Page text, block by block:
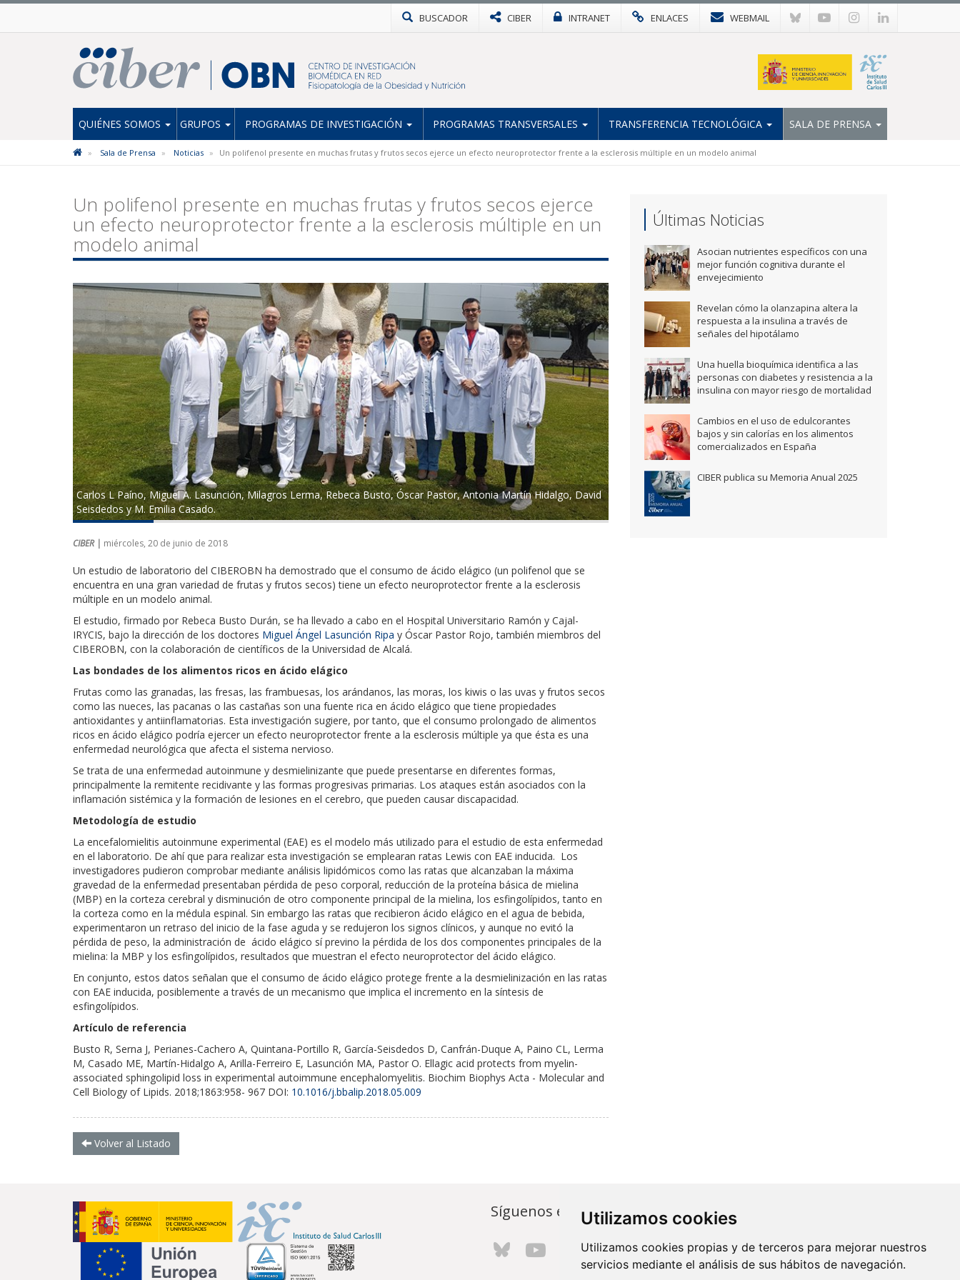
Utilizamos cookies
Utilizamos cookies propias y de terceros para mejorar nuestros
servicios mediante el análisis de sus hábitos de navegación.
BUSCADOR CIBER INTRANET ENLACES WEBMAIL
QUIÉNES SOMOS GRUPOS PROGRAMAS DE INVESTIGACIÓN PROGRAMAS TRANSVERSALES TRANSFERENCIA TECNOLÓGICA SALA DE PRENSA
Sala de Prensa Noticias Un polifenol presente en muchas frutas y frutos secos ejerce un efecto neuroprotector frente a la esclerosis múltiple en un modelo animal
Un polifenol presente en muchas frutas y frutos secos ejerce
un efecto neuroprotector frente a la esclerosis múltiple en un
modelo animal
Carlos L Paíno, Miguel A. Lasunción, Milagros Lerma, Rebeca Busto, Óscar Pastor, Antonia Martín Hidalgo, David
Seisdedos y M. Emilia Casado.
CIBER | miércoles, 20 de junio de 2018
Un estudio de laboratorio del CIBEROBN ha demostrado que el consumo de ácido elágico (un polifenol que se
encuentra en una gran variedad de frutas y frutos secos) tiene un efecto neuroprotector frente a la esclerosis
múltiple en un modelo animal.
El estudio, firmado por Rebeca Busto Durán, se ha llevado a cabo en el Hospital Universitario Ramón y Cajal-
IRYCIS, bajo la dirección de los doctores Miguel Ángel Lasunción Ripa y Óscar Pastor Rojo, también miembros del
CIBEROBN, con la colaboración de científicos de la Universidad de Alcalá.
Las bondades de los alimentos ricos en ácido elágico
Frutas como las granadas, las fresas, las frambuesas, los arándanos, las moras, los kiwis o las uvas y frutos secos
como las nueces, las pacanas o las castañas son una fuente rica en ácido elágico que tiene propiedades
antioxidantes y antiinflamatorias. Esta investigación sugiere, por tanto, que el consumo prolongado de alimentos
ricos en ácido elágico podría ejercer un efecto neuroprotector frente a la esclerosis múltiple ya que ésta es una
enfermedad neurológica que afecta el sistema nervioso.
Se trata de una enfermedad autoinmune y desmielinizante que puede presentarse en diferentes formas,
principalmente la remitente recidivante y las formas progresivas primarias. Los ataques están asociados con la
inflamación sistémica y la formación de lesiones en el cerebro, que pueden causar discapacidad.
Metodología de estudio
La encefalomielitis autoinmune experimental (EAE) es el modelo más utilizado para el estudio de esta enfermedad
en el laboratorio. De ahí que para realizar esta investigación se emplearan ratas Lewis con EAE inducida. Los
investigadores pudieron comprobar mediante análisis lipidómicos como las ratas que alcanzaban la máxima
gravedad de la enfermedad presentaban pérdida de peso corporal, reducción de la proteína básica de mielina
(MBP) en la corteza cerebral y disminución de otro componente principal de la mielina, los esfingolípidos, tanto en
la corteza como en la médula espinal. Sin embargo las ratas que recibieron ácido elágico en el agua de bebida,
experimentaron un retraso del inicio de la fase aguda y se redujeron los signos clínicos, y aunque no evitó la
pérdida de peso, la administración de ácido elágico sí previno la pérdida de los dos componentes principales de la
mielina: la MBP y los esfingolípidos, resultados que muestran el efecto neuroprotector del ácido elágico.
En conjunto, estos datos señalan que el consumo de ácido elágico protege frente a la desmielinización en las ratas
con EAE inducida, posiblemente a través de un mecanismo que implica el incremento en la síntesis de
esfingolípidos.
Artículo de referencia
Busto R, Serna J, Perianes-Cachero A, Quintana-Portillo R, García-Seisdedos D, Canfrán-Duque A, Paino CL, Lerma
M, Casado ME, Martín-Hidalgo A, Arilla-Ferreiro E, Lasunción MA, Pastor O. Ellagic acid protects from myelin-
associated sphingolipid loss in experimental autoimmune encephalomyelitis. Biochim Biophys Acta - Molecular and
Cell Biology of Lipids. 2018;1863:958- 967 DOI: 10.1016/j.bbalip.2018.05.009
Volver al Listado
Últimas Noticias
Asocian nutrientes específicos con una
mejor función cognitiva durante el
envejecimiento
Revelan cómo la olanzapina altera la
respuesta a la insulina a través de
señales del hipotálamo
Una huella bioquímica identifica a las
personas con diabetes y resistencia a la
insulina con mayor riesgo de mortalidad
Cambios en el uso de edulcorantes
bajos y sin calorías en los alimentos
comercializados en España
CIBER publica su Memoria Anual 2025
Síguenos en... Contacto
Av. Monforte de Lemos, 3-5. Pabellón
11. Planta 0 28029 Madrid
info@ciberisciii.es